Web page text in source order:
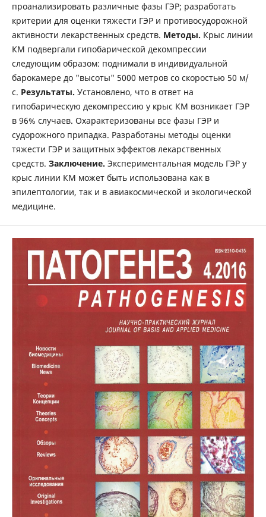
проанализировать различные фазы ГЭР; разработать
критерии для оценки тяжести ГЭР и противосудорожной
активности лекарственных средств. Методы. Крыс линии
КМ подвергали гипобарической декомпрессии
следующим образом: поднимали в индивидуальной
барокамере до "высоты" 5000 метров со скоростью 50 м/
с. Результаты. Установлено, что в ответ на
гипобарическую декомпрессию у крыс КМ возникает ГЭР
в 96% случаев. Охарактеризованы все фазы ГЭР и
судорожного припадка. Разработаны методы оценки
тяжести ГЭР и защитных эффектов лекарственных
средств. Заключение. Экспериментальная модель ГЭР у
крыс линии КМ может быть использована как в
эпилептологии, так и в авиакосмической и экологической
медицине.